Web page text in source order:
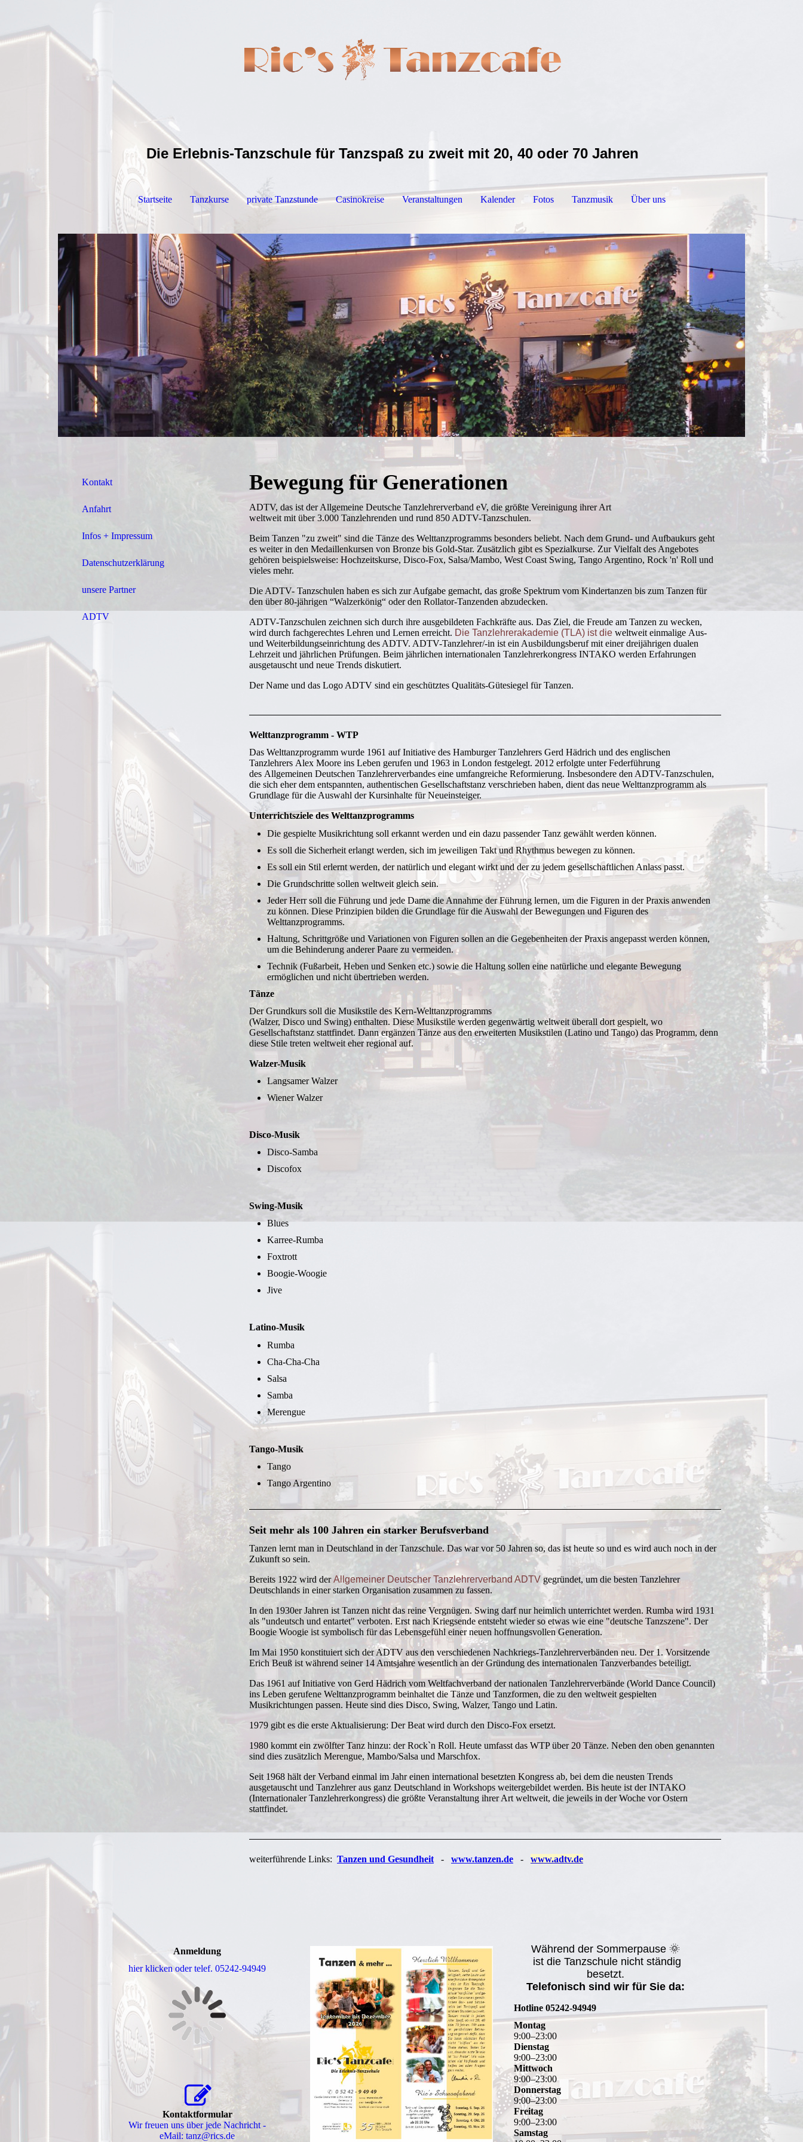
Die Erlebnis-Tanzschule für Tanzspaß zu zweit mit 20, 40 oder 70 Jahren
Startseite Tanzkurse private Tanzstunde Casinokreise Veranstaltungen Kalender Fotos Tanzmusik Über uns
Kontakt
Anfahrt
Infos + Impressum
Datenschutzerklärung
unsere Partner
ADTV
Bewegung für Generationen
ADTV, das ist der Allgemeine Deutsche Tanzlehrerverband eV, die größte Vereinigung ihrer Art
weltweit mit über 3.000 Tanzlehrenden und rund 850 ADTV-Tanzschulen.
Beim Tanzen "zu zweit" sind die Tänze des Welttanzprogramms besonders beliebt. Nach dem Grund- und Aufbaukurs geht
es weiter in den Medaillenkursen von Bronze bis Gold-Star. Zusätzlich gibt es Spezialkurse. Zur Vielfalt des Angebotes
gehören beispielsweise: Hochzeitskurse, Disco-Fox, Salsa/Mambo, West Coast Swing, Tango Argentino, Rock 'n' Roll und
vieles mehr.
Die ADTV- Tanzschulen haben es sich zur Aufgabe gemacht, das große Spektrum vom Kindertanzen bis zum Tanzen für
den über 80-jährigen “Walzerkönig“ oder den Rollator-Tanzenden abzudecken.
ADTV-Tanzschulen zeichnen sich durch ihre ausgebildeten Fachkräfte aus. Das Ziel, die Freude am Tanzen zu wecken,
wird durch fachgerechtes Lehren und Lernen erreicht. Die Tanzlehrerakademie (TLA) ist die weltweit einmalige Aus-
und Weiterbildungseinrichtung des ADTV. ADTV-Tanzlehrer/-in ist ein Ausbildungsberuf mit einer dreijährigen dualen
Lehrzeit und jährlichen Prüfungen. Beim jährlichen internationalen Tanzlehrerkongress INTAKO werden Erfahrungen
ausgetauscht und neue Trends diskutiert.
Der Name und das Logo ADTV sind ein geschütztes Qualitäts-Gütesiegel für Tanzen.
Welttanzprogramm - WTP
Das Welttanzprogramm wurde 1961 auf Initiative des Hamburger Tanzlehrers Gerd Hädrich und des englischen
Tanzlehrers Alex Moore ins Leben gerufen und 1963 in London festgelegt. 2012 erfolgte unter Federführung
des Allgemeinen Deutschen Tanzlehrerverbandes eine umfangreiche Reformierung. Insbesondere den ADTV-Tanzschulen,
die sich eher dem entspannten, authentischen Gesellschaftstanz verschrieben haben, dient das neue Welttanzprogramm als
Grundlage für die Auswahl der Kursinhalte für Neueinsteiger.
Unterrichtsziele des Welttanzprogramms
Die gespielte Musikrichtung soll erkannt werden und ein dazu passender Tanz gewählt werden können.
Es soll die Sicherheit erlangt werden, sich im jeweiligen Takt und Rhythmus bewegen zu können.
Es soll ein Stil erlernt werden, der natürlich und elegant wirkt und der zu jedem gesellschaftlichen Anlass passt.
Die Grundschritte sollen weltweit gleich sein.
Jeder Herr soll die Führung und jede Dame die Annahme der Führung lernen, um die Figuren in der Praxis anwenden
zu können. Diese Prinzipien bilden die Grundlage für die Auswahl der Bewegungen und Figuren des
Welttanzprogramms.
Haltung, Schrittgröße und Variationen von Figuren sollen an die Gegebenheiten der Praxis angepasst werden können,
um die Behinderung anderer Paare zu vermeiden.
Technik (Fußarbeit, Heben und Senken etc.) sowie die Haltung sollen eine natürliche und elegante Bewegung
ermöglichen und nicht übertrieben werden.
Tänze
Der Grundkurs soll die Musikstile des Kern-Welttanzprogramms
(Walzer, Disco und Swing) enthalten. Diese Musikstile werden gegenwärtig weltweit überall dort gespielt, wo
Gesellschaftstanz stattfindet. Dann ergänzen Tänze aus den erweiterten Musikstilen (Latino und Tango) das Programm, denn
diese Stile treten weltweit eher regional auf.
Walzer-Musik
Langsamer Walzer
Wiener Walzer
Disco-Musik
Disco-Samba
Discofox
Swing-Musik
Blues
Karree-Rumba
Foxtrott
Boogie-Woogie
Jive
Latino-Musik
Rumba
Cha-Cha-Cha
Salsa
Samba
Merengue
Tango-Musik
Tango
Tango Argentino
Seit mehr als 100 Jahren ein starker Berufsverband
Tanzen lernt man in Deutschland in der Tanzschule. Das war vor 50 Jahren so, das ist heute so und es wird auch noch in der
Zukunft so sein.
Bereits 1922 wird derAllgemeiner Deutscher Tanzlehrerverband ADTVgegründet, um die besten Tanzlehrer
Deutschlands in einer starken Organisation zusammen zu fassen.
In den 1930er Jahren ist Tanzen nicht das reine Vergnügen. Swing darf nur heimlich unterrichtet werden. Rumba wird 1931
als "undeutsch und entartet" verboten. Erst nach Kriegsende entsteht wieder so etwas wie eine "deutsche Tanzszene". Der
Boogie Woogie ist symbolisch für das Lebensgefühl einer neuen hoffnungsvollen Generation.
Im Mai 1950 konstituiert sich der ADTV aus den verschiedenen Nachkriegs-Tanzlehrerverbänden neu. Der 1. Vorsitzende
Erich Beuß ist während seiner 14 Amtsjahre wesentlich an der Gründung des internationalen Tanzverbandes beteiligt.
Das 1961 auf Initiative von Gerd Hädrich vom Weltfachverband der nationalen Tanzlehrerverbände (World Dance Council)
ins Leben gerufene Welttanzprogramm beinhaltet die Tänze und Tanzformen, die zu den weltweit gespielten
Musikrichtungen passen. Heute sind dies Disco, Swing, Walzer, Tango und Latin.
1979 gibt es die erste Aktualisierung: Der Beat wird durch den Disco-Fox ersetzt.
1980 kommt ein zwölfter Tanz hinzu: der Rock`n Roll. Heute umfasst das WTP über 20 Tänze. Neben den oben genannten
sind dies zusätzlich Merengue, Mambo/Salsa und Marschfox.
Seit 1968 hält der Verband einmal im Jahr einen international besetzten Kongress ab, bei dem die neusten Trends
ausgetauscht und Tanzlehrer aus ganz Deutschland in Workshops weitergebildet werden. Bis heute ist der INTAKO
(Internationaler Tanzlehrerkongress) die größte Veranstaltung ihrer Art weltweit, die jeweils in der Woche vor Ostern
stattfindet.
weiterführende Links: Tanzen und Gesundheit - www.tanzen.de - www.adtv.de
Anmeldung
hier klicken oder telef. 05242-94949
Kontaktformular
Wir freuen uns über jede Nachricht -
eMail: tanz@rics.de
Während der Sommerpause 🌞
ist die Tanzschule nicht ständig
besetzt.
Telefonisch sind wir für Sie da:
Hotline 05242-94949
Montag
9:00–23:00
Dienstag
9:00–23:00
Mittwoch
9:00–23:00
Donnerstag
9:00–23:00
Freitag
9:00–23:00
Samstag